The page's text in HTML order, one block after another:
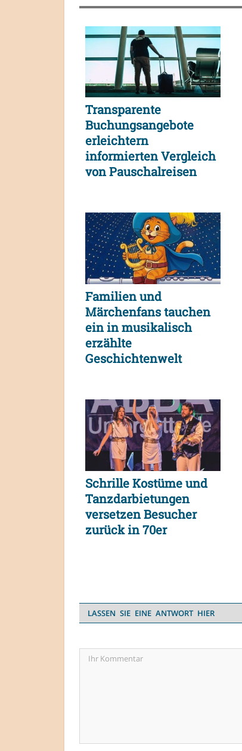
Transparente
Buchungsangebote
erleichtern
informierten Vergleich
von Pauschalreisen
Familien und
Märchenfans tauchen
ein in musikalisch
erzählte
Geschichtenwelt
Schrille Kostüme und
Tanzdarbietungen
versetzen Besucher
zurück in 70er
LASSEN SIE EINE ANTWORT HIER